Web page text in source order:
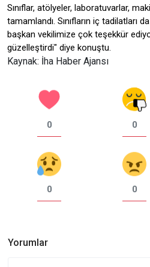
Sınıflar, atölyeler, laboratuvarlar,
tamamlandı. Sınıfların iç tadilatları
başkan vekilimize çok teşekkür
güzelleştirdi" diye konuştu.
Kaynak: İha Haber Ajansı
0 0
0 0
Yorumlar